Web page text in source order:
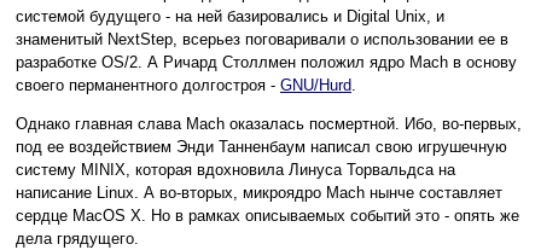
системой будущего - на ней базировались и Digital Unix, и
знаменитый NextStep, всерьез поговаривали о использовании ее в
разработке OS/2. А Ричард Столлмен положил ядро Mach в основу
своего перманентного долгостроя - GNU/Hurd.
Однако главная слава Mach оказалась посмертной. Ибо, во-первых,
под ее воздействием Энди Танненбаум написал свою игрушечную
систему MINIX, которая вдохновила Линуса Торвальдса на
написание Linux. А во-вторых, микроядро Mach нынче составляет
сердце MacOS X. Но в рамках описываемых событий это - опять же
дела грядущего.